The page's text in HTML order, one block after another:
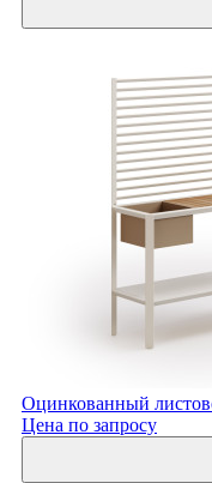
Оцинкованный
Цена по запросу